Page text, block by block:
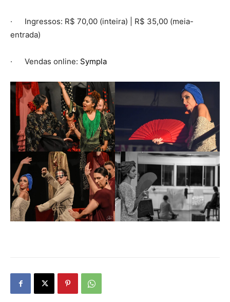
· Ingressos: R$ 70,00 (inteira) | R$ 35,00 (meia-
entrada)
· Vendas online: Sympla